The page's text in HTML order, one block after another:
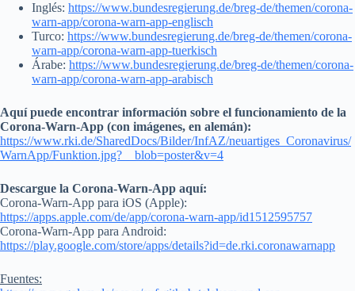
Inglés: https://www.bundesregierung.de/breg-de/themen/corona-
warn-app/corona-warn-app-englisch
Turco: https://www.bundesregierung.de/breg-de/themen/corona-
warn-app/corona-warn-app-tuerkisch
Árabe: https://www.bundesregierung.de/breg-de/themen/corona-
warn-app/corona-warn-app-arabisch
Aquí puede encontrar información sobre el funcionamiento de la
Corona-Warn-App (con imágenes, en alemán):
https://www.rki.de/SharedDocs/Bilder/InfAZ/neuartiges_Coronavirus/
WarnApp/Funktion.jpg?__blob=poster&v=4
Descargue la Corona-Warn-App aquí:
Corona-Warn-App para iOS (Apple):
https://apps.apple.com/de/app/corona-warn-app/id1512595757
Corona-Warn-App para Android:
https://play.google.com/store/apps/details?id=de.rki.coronawarnapp
Fuentes: